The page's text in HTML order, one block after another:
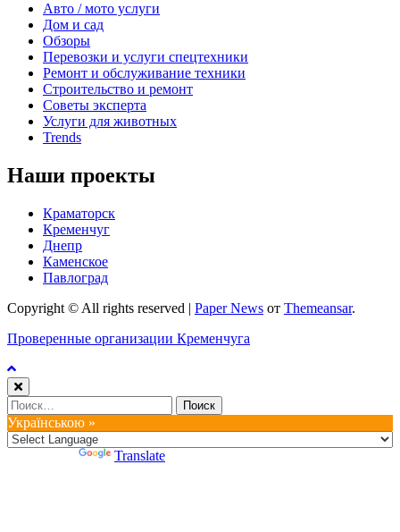
Авто / мото услуги
Дом и сад
Обзоры
Перевозки и услуги спецтехники
Ремонт и обслуживание техники
Строительство и ремонт
Советы эксперта
Услуги для животных
Trends
Наши проекты
Краматорск
Кременчуг
Днепр
Каменское
Павлоград
Copyright © All rights reserved | Paper News от Themeansar.
Проверенные организации Кременчуга
Найти:
Українською »
Translate